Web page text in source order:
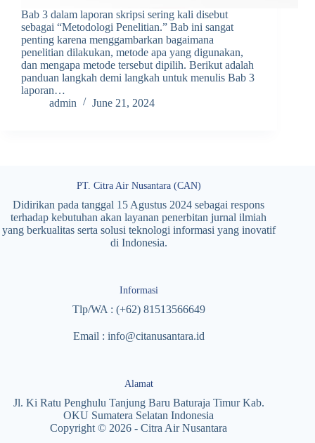
Bab 3 dalam laporan skripsi sering kali disebut
sebagai “Metodologi Penelitian.” Bab ini sangat
penting karena menggambarkan bagaimana
penelitian dilakukan, metode apa yang digunakan,
dan mengapa metode tersebut dipilih. Berikut adalah
panduan langkah demi langkah untuk menulis Bab 3
laporan…
admin
June 21, 2024
PT. Citra Air Nusantara (CAN)
Didirikan pada tanggal 15 Agustus 2024 sebagai respons
terhadap kebutuhan akan layanan penerbitan jurnal ilmiah
yang berkualitas serta solusi teknologi informasi yang inovatif
di Indonesia.
Informasi
Tlp/WA : (+62) 81513566649
Email : info@citanusantara.id
Alamat
Jl. Ki Ratu Penghulu Tanjung Baru Baturaja Timur Kab.
OKU Sumatera Selatan Indonesia
Copyright © 2026 - Citra Air Nusantara